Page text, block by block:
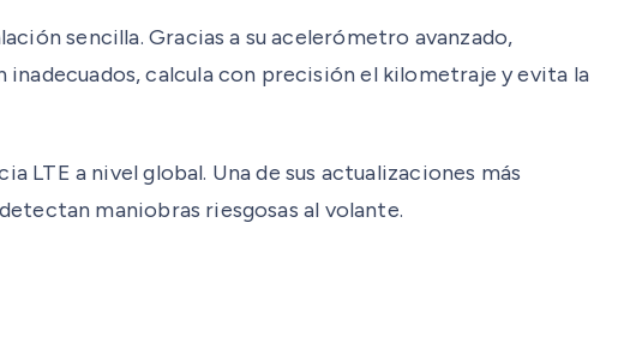
sencilla. Gracias a su acelerómetro avanzado,
calcula con precisión el kilometraje y evita la
LTE a nivel global. Una de sus actualizaciones más
maniobras riesgosas al volante.